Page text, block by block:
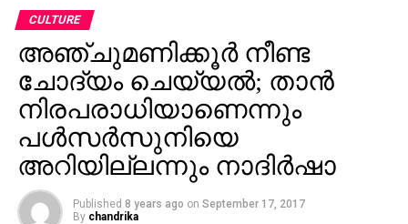
CULTURE
അഞ്ചുമണിക്കൂര്‍ നീണ്ട
ചോദ്യം ചെയ്യല്‍; താന്‍
നിരപരാധിയാണെന്നും
പള്‍സര്‍സുനിയെ
അറിയില്ലന്നും നാദിര്‍ഷാ
Published 8 years ago on September 17, 2017
By chandrika